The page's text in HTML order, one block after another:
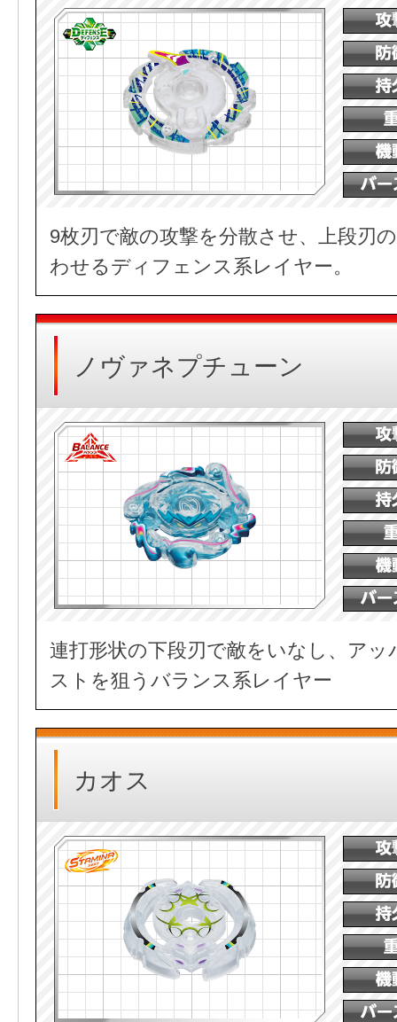
9枚刃で敵の攻撃を分散させ、上段刃
わせるディフェンス系レイヤー。
ノヴァネプチューン
連打形状の下段刃で敵をいなし、アッ
ストを狙うバランス系レイヤー
カオス